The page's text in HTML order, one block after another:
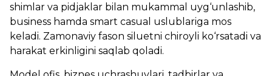
shimlar va pidjaklar bilan mukammal uyg‘unlashib,
business hamda smart casual uslublariga mos
keladi. Zamonaviy fason siluetni chiroyli ko‘rsatadi va
harakat erkinligini saqlab qoladi.